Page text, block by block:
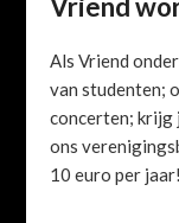
Vriend
Als Vriend
van studenten;
concerten; krijg
ons
10 euro per